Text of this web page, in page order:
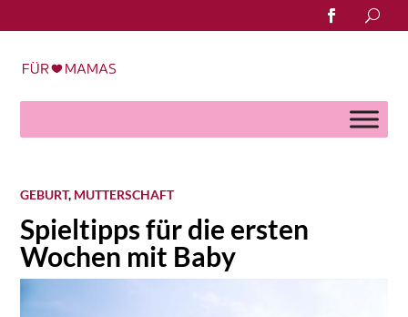
Search
for:
GEBURT, MUTTERSCHAFT
Spieltipps für die ersten
Wochen mit Baby